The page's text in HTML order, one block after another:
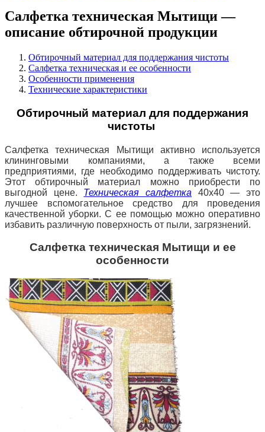
Салфетка техническая Мытищи —
описание обтирочной продукции
Обтирочный материал для поддержания чистоты
Салфетка техническая и ее особенности
Особенности применения
Технические характеристики
Обтирочный материал для поддержания
чистоты
Салфетка техническая Мытищи активно используется
клининговыми компаниями, а также всеми
предприятиями, где необходимо поддерживать чистоту.
Этот обтирочный материал можно приобрести по
выгодной цене. Техническая салфетка 40х40 — это
лучшее вспомогательное средство для проведения
качественной уборки. С ее помощью можно оперативно
избавить различную поверхность от пыли, загрязнений.
Салфетка техническая Мытищи и ее
особенности